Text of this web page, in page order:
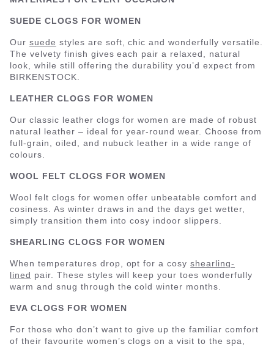
SUEDE CLOGS FOR WOMEN
Our suede styles are soft, chic and wonderfully versatile.
The velvety finish gives each pair a relaxed, natural
look, while still offering the durability you’d expect from
BIRKENSTOCK.
LEATHER CLOGS FOR WOMEN
Our classic leather clogs for women are made of robust
natural leather – ideal for year-round wear. Choose from
full-grain, oiled, and nubuck leather in a wide range of
colours.
WOOL FELT CLOGS FOR WOMEN
Wool felt clogs for women offer unbeatable comfort and
cosiness. As winter draws in and the days get wetter,
simply transition them into cosy indoor slippers.
SHEARLING CLOGS FOR WOMEN
When temperatures drop, opt for a cosyshearling-
lined pair. These styles will keep your toes wonderfully
warm and snug through the cold winter months.
EVA CLOGS FOR WOMEN
For those who don’t want to give up the familiar comfort
of their favourite women’s clogs on a visit to the spa,